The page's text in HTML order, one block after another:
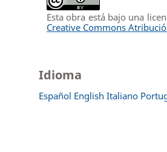
Esta obra está bajo una
Creative Commons
Idioma
Español English Italiano